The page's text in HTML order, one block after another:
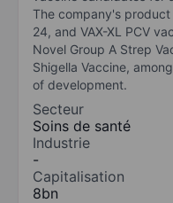
The company's product
24, and VAX-XL PCV
Novel Group A Strep
Shigella Vaccine,
of development.
Secteur
Soins de santé
Industrie
-
Capitalisation
8bn